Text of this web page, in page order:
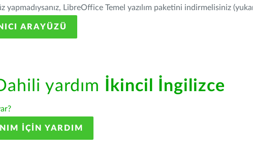
LibreOffice Temel yazılım paketini indirmelisiniz
ARAYÜZÜ
yardım İkincil İngilizce
IÇIN YARDIM